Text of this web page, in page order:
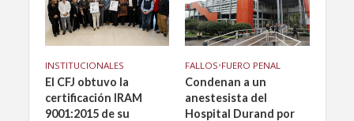
INSTITUCIONALES
El CFJ obtuvo la
certificación IRAM
9001:2015 de su
FALLOS•FUERO PENAL
Condenan a un
anestesista del
Hospital Durand por